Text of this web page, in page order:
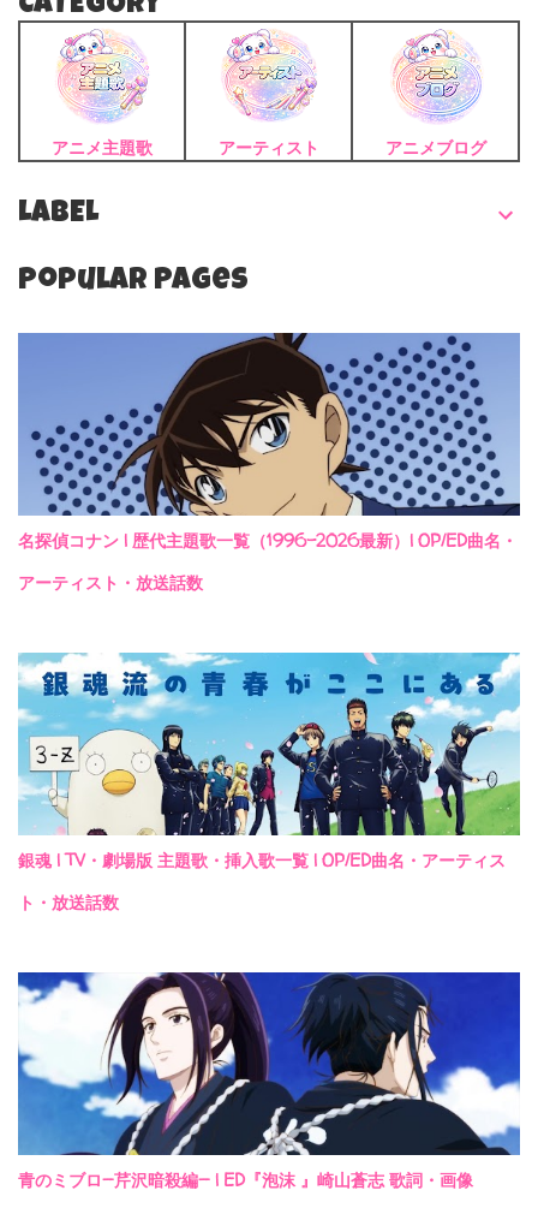
アニメ主題歌 アーティスト アニメブログ
LABEL
Popular Pages
名探偵コナン | 歴代主題歌一覧（1996-2026最新）| OP/ED曲名・
アーティスト・放送話数
銀魂 | TV・劇場版 主題歌・挿入歌一覧 | OP/ED曲名・アーティス
ト・放送話数
青のミブロ—芹沢暗殺編— | ED『泡沫 』崎山蒼志 歌詞・画像